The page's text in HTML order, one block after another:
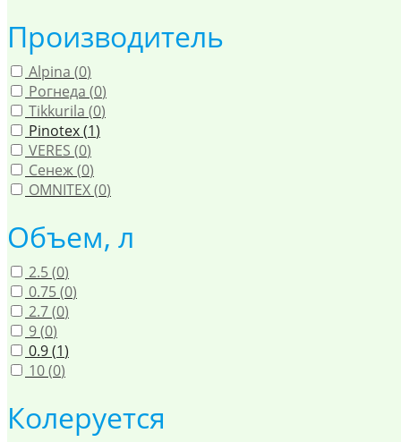
Производитель
Alpina (0)
Рогнеда (0)
Tikkurila (0)
Pinotex (1)
VERES (0)
Сенеж (0)
OMNITEX (0)
Объем, л
2.5 (0)
0.75 (0)
2.7 (0)
9 (0)
0.9 (1)
10 (0)
Колеруется